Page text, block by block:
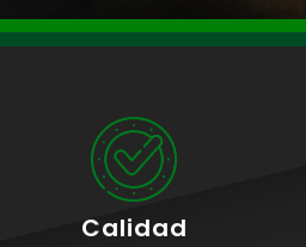
Calidad